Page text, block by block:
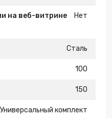
на веб-витрине
Нет
Сталь
100
150
Универсальный комплект